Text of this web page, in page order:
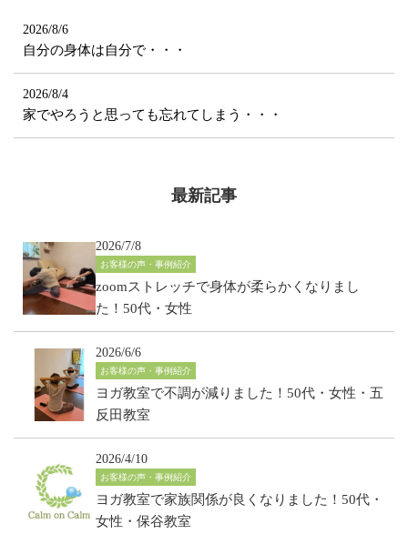
2026/8/6
自分の身体は自分で・・・
2026/8/4
家でやろうと思っても忘れてしまう・・・
最新記事
2026/7/8
お客様の声・事例紹介
zoomストレッチで身体が柔らかくなりまし
た！50代・女性
2026/6/6
お客様の声・事例紹介
ヨガ教室で不調が減りました！50代・女性・五
反田教室
2026/4/10
お客様の声・事例紹介
ヨガ教室で家族関係が良くなりました！50代・
女性・保谷教室